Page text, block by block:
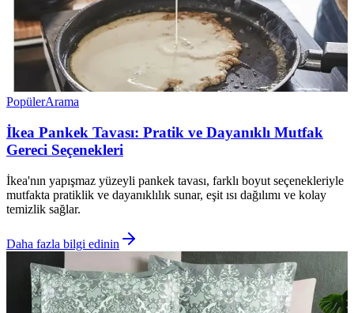
PopülerArama
İkea Pankek Tavası: Pratik ve Dayanıklı Mutfak
Gereci Seçenekleri
İkea'nın yapışmaz yüzeyli pankek tavası, farklı boyut seçenekleriyle
mutfakta pratiklik ve dayanıklılık sunar, eşit ısı dağılımı ve kolay
temizlik sağlar.
Daha fazla bilgi edinin